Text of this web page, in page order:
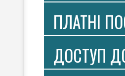
ПЛАТНI
ДОСТУП